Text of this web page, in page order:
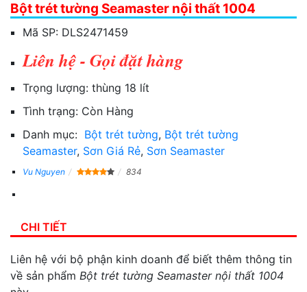
Bột trét tường Seamaster nội thất 1004
Mã SP: DLS2471459
Liên hệ - Gọi đặt hàng
Trọng lượng: thùng 18 lít
Tình trạng: Còn Hàng
Danh mục: Bột trét tường, Bột trét tường
Seamaster, Sơn Giá Rẻ, Sơn Seamaster
Vu Nguyen 834
CHI TIẾT
Liên hệ với bộ phận kinh doanh để biết thêm thông tin
về sản phẩm Bột trét tường Seamaster nội thất 1004